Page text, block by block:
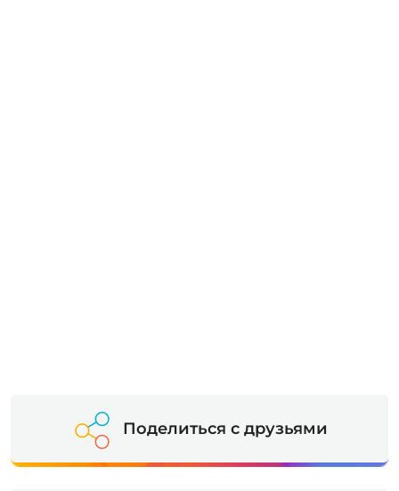
Поделиться с друзьями